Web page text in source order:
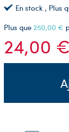
En stock , Plus
Plus que 250,00 €
24,00 €